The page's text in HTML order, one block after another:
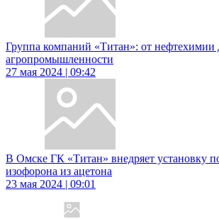
Группа компаний «Титан»: от нефтехимии
агропромышленности
27 мая 2024 | 09:42
В Омске ГК «Титан» внедряет установку
изофорона из ацетона
23 мая 2024 | 09:01